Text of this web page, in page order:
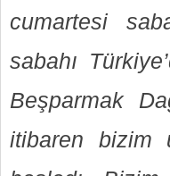
cumartesi
sabahı
Beşparmak
itibaren bizim